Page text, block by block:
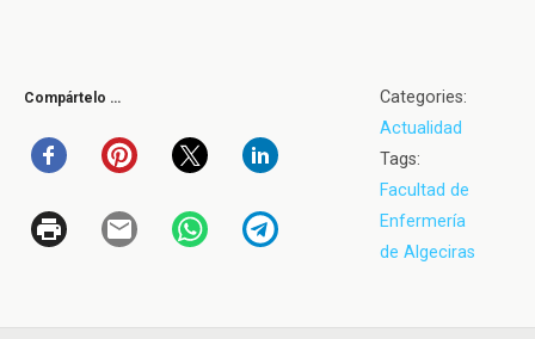
Compártelo …
Categories:
Actualidad
Tags:
Facultad de
Enfermería
de Algeciras